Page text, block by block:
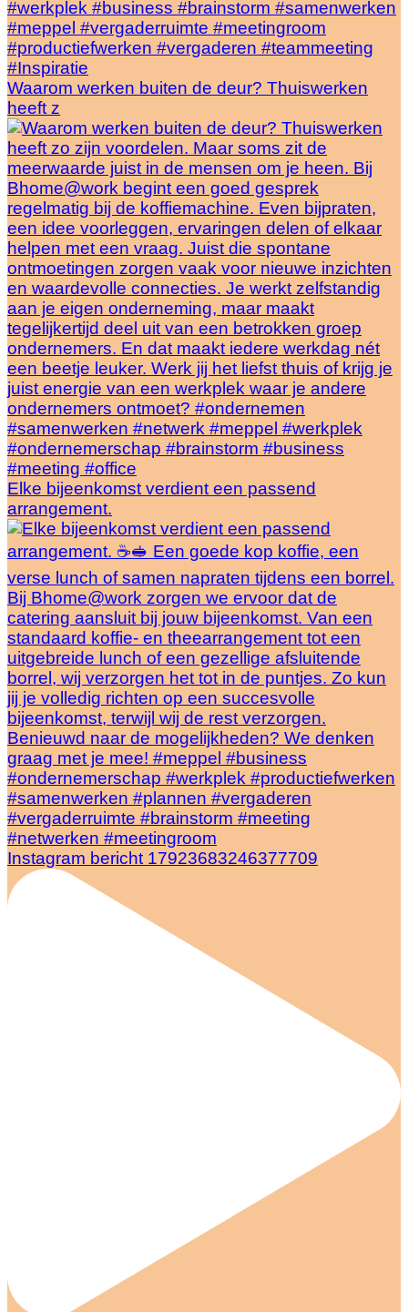
Waarom werken buiten de deur? Thuiswerken
heeft z
Elke bijeenkomst verdient een passend
arrangement.
Instagram bericht 17923683246377709